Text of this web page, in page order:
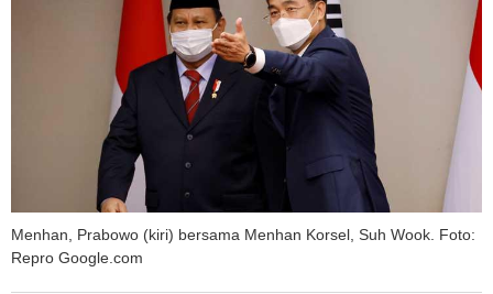
Menhan, Prabowo (kiri) bersama Menhan Korsel, Suh Wook. Foto:
Repro Google.com